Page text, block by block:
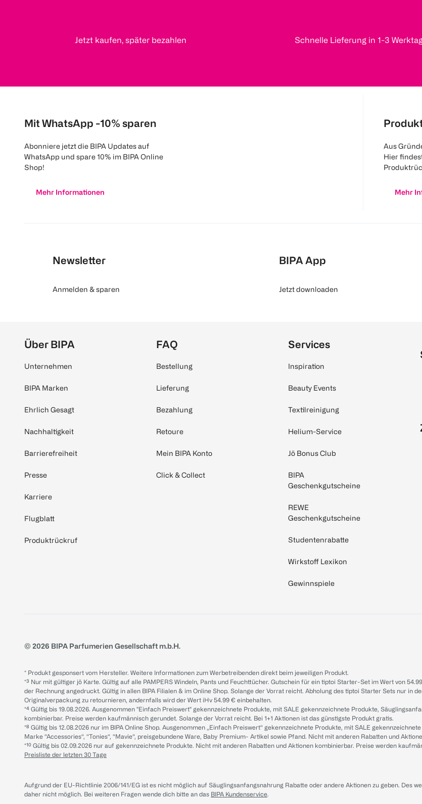
Jetzt kaufen, später bezahlen Schnelle Lieferung in 1-3
Mit WhatsApp -10% sparen
Abonniere jetzt die BIPA Updates auf
WhatsApp und spare 10% im BIPA Online
Shop!
Mehr Informationen
Aus
Hier
Mehr
Newsletter
Anmelden & sparen
BIPA App
Jetzt downloaden
Über BIPA
Unternehmen
BIPA Marken
Ehrlich Gesagt
Nachhaltigkeit
Barrierefreiheit
Presse
Karriere
Flugblatt
Produktrückruf
FAQ
Bestellung
Lieferung
Bezahlung
Retoure
Mein BIPA Konto
Click & Collect
Services
Inspiration
Beauty Events
Textilreinigung
Helium-Service
Jö Bonus Club
BIPA
Geschenkgutscheine
REWE
Geschenkgutscheine
Studentenrabatte
Wirkstoff Lexikon
Gewinnspiele
© 2026 BIPA Parfumerien Gesellschaft m.b.H.
* Produkt gesponsert vom Hersteller. Weitere Informationen zum Werbetreibenden direkt beim jeweiligen Produkt.
*³ Nur mit gültiger jö Karte. Gültig auf alle PAMPERS Windeln, Pants und Feuchttücher. Gutschein für ein tiptoi Starter-Set im Wert von
der Rechnung angedruckt. Gültig in allen BIPA Filialen & im Online Shop. Solange der Vorrat reicht. Abholung des tiptoi Starter Sets nur in
Originalverpackung zu retournieren, andernfalls wird der Wert iHv 54.99 € einbehalten.
*⁴ Gültig bis 19.08.2026. Ausgenommen "Einfach Preiswert" gekennzeichnete Produkte, mit SALE gekennzeichnete Produkte,
kombinierbar. Preise werden kaufmännisch gerundet. Solange der Vorrat reicht. Bei 1+1 Aktionen ist das günstigste Produkt gratis.
*⁸ Gültig bis 12.08.2026 nur im BIPA Online Shop. Ausgenommen „Einfach Preiswert“ gekennzeichnete Produkte, mit SALE
Marke “Accessories“, “Tonies“, “Mavie“, preisgebundene Ware, Baby Premium- Artikel sowie Pfand. Nicht mit anderen Rabatten und
*¹⁰ Gültig bis 02.09.2026 nur auf gekennzeichnete Produkte. Nicht mit anderen Rabatten und Aktionen kombinierbar. Preise werden
Preisliste der letzten 30 Tage
Aufgrund der EU-Richtlinie 2006/141/EG ist es nicht möglich auf Säuglingsanfangsnahrung Rabatte oder andere Aktionen zu geben. Des
daher nicht möglich. Bei weiteren Fragen wende dich bitte an das BIPA Kundenservice.